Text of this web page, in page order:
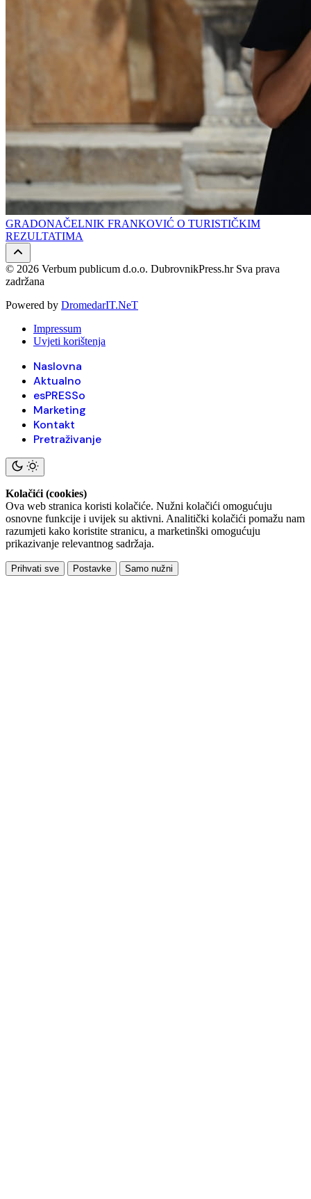
GRADONAČELNIK FRANKOVIĆ O TURISTIČKIM
REZULTATIMA
© 2026 Verbum publicum d.o.o. DubrovnikPress.hr Sva prava
zadržana
Powered by DromedarIT.NeT
Impressum
Uvjeti korištenja
Naslovna
Aktualno
esPRESSo
Marketing
Kontakt
Pretraživanje
Kolačići (cookies)
Ova web stranica koristi kolačiće. Nužni kolačići omogućuju
osnovne funkcije i uvijek su aktivni. Analitički kolačići pomažu nam
razumjeti kako koristite stranicu, a marketinški omogućuju
prikazivanje relevantnog sadržaja.
Prihvati sve Postavke Samo nužni